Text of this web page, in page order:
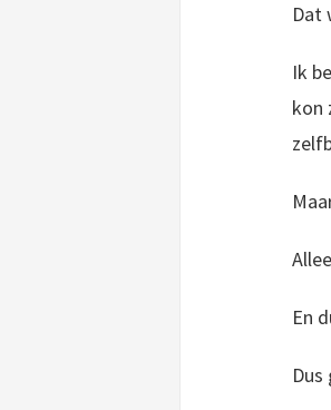
Dat
Ik
kon
En